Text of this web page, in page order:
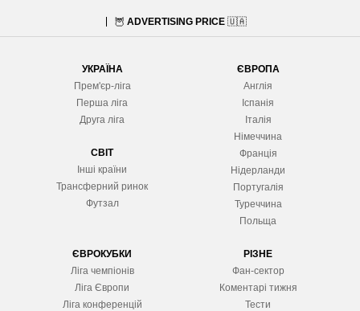
🦉 ADVERTISING PRICE 🇺🇦
УКРАЇНА
Прем'єр-ліга
Перша ліга
Друга ліга
СВІТ
Інші країни
Трансферний ринок
Футзал
ЄВРОПА
Англія
Іспанія
Італія
Німеччина
Франція
Нідерланди
Португалія
Туреччина
Польща
ЄВРОКУБКИ
Ліга чемпіонів
Ліга Європи
Ліга конференцій
РІЗНЕ
Фан-сектор
Коментарі тижня
Тести